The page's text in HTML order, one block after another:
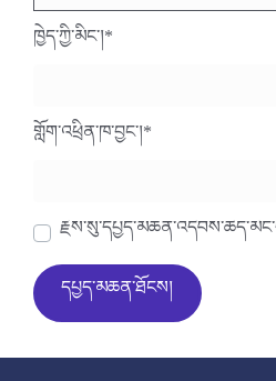
ཁྱེད་ཀྱི་མིང་།*
གློག་འཕྲིན་ཁ་བྱང་།*